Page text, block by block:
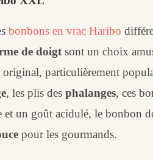
bonbons en vrac Haribo
de doigtsont un choix
particulièrement
, les plis des phalanges, ces
et un goût acidulé, le bonbon
pour les gourmands.